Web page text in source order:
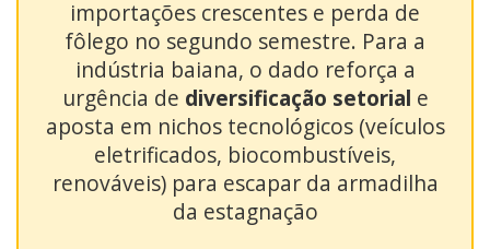
importações crescentes e perda de
fôlego no segundo semestre. Para a
indústria baiana, o dado reforça a
urgência de diversificação setorial e
aposta em nichos tecnológicos (veículos
eletrificados, biocombustíveis,
renováveis) para escapar da armadilha
da estagnação